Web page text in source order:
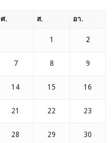
ศ. ส. อา.
1 2
7 8 9
14 15 16
21 22 23
28 29 30